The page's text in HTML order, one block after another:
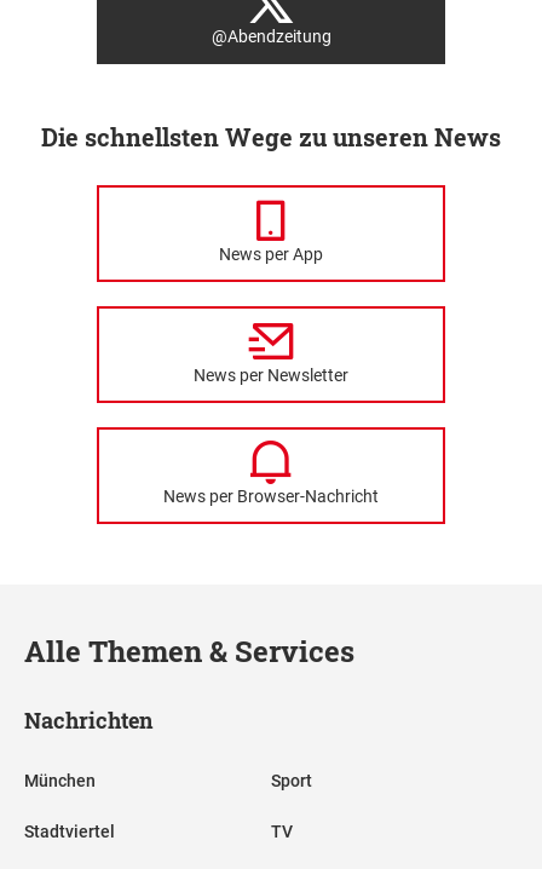
@Abendzeitung
Die schnellsten Wege zu unseren News
News per App
News per Newsletter
News per Browser-Nachricht
Alle Themen & Services
Nachrichten
München
Stadtviertel
Sport
TV